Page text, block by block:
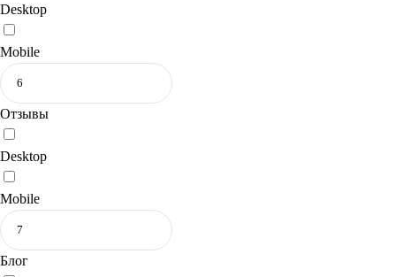
Desktop
Mobile
Отзывы
Desktop
Mobile
Блог